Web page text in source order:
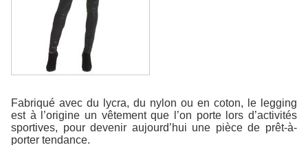
Fabriqué avec du lycra, du nylon ou en coton, le legging
est à l’origine un vêtement que l’on porte lors d’activités
sportives, pour devenir aujourd’hui une pièce de prêt-à-
porter tendance.